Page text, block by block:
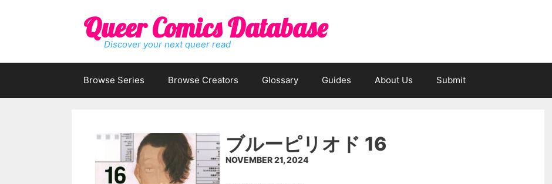
Queer Comics Database
Discover your next queer read
Browse Series Browse Creators Glossary Guides About Us Submit
ブルーピリオド 16
NOVEMBER 21, 2024